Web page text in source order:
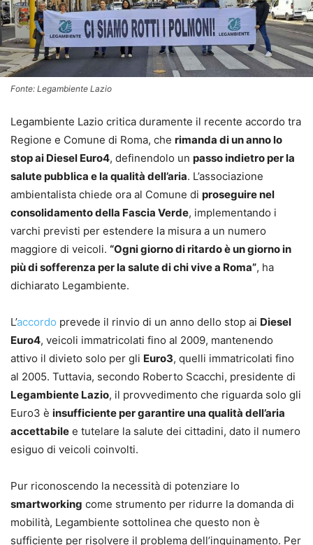
Fonte: Legambiente Lazio
Legambiente Lazio critica duramente il recente accordo tra
Regione e Comune di Roma, che rimanda di un anno lo
stop ai Diesel Euro4, definendolo un passo indietro per la
salute pubblica e la qualità dell’aria. L’associazione
ambientalista chiede ora al Comune di proseguire nel
consolidamento della Fascia Verde, implementando i
varchi previsti per estendere la misura a un numero
maggiore di veicoli. “Ogni giorno di ritardo è un giorno in
più di sofferenza per la salute di chi vive a Roma”, ha
dichiarato Legambiente.
L’accordo prevede il rinvio di un anno dello stop ai Diesel
Euro4, veicoli immatricolati fino al 2009, mantenendo
attivo il divieto solo per gli Euro3, quelli immatricolati fino
al 2005. Tuttavia, secondo Roberto Scacchi, presidente di
Legambiente Lazio, il provvedimento che riguarda solo gli
Euro3 è insufficiente per garantire una qualità dell’aria
accettabile e tutelare la salute dei cittadini, dato il numero
esiguo di veicoli coinvolti.
Pur riconoscendo la necessità di potenziare lo
smartworking come strumento per ridurre la domanda di
mobilità, Legambiente sottolinea che questo non è
sufficiente per risolvere il problema dell’inquinamento. Per